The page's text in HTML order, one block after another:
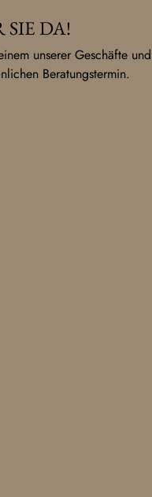
SIE DA!
unserer Geschäfte und
Beratungstermin.